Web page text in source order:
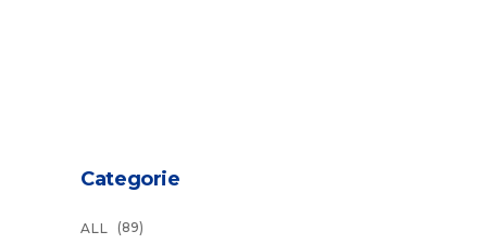
Categorie
ALL (89)